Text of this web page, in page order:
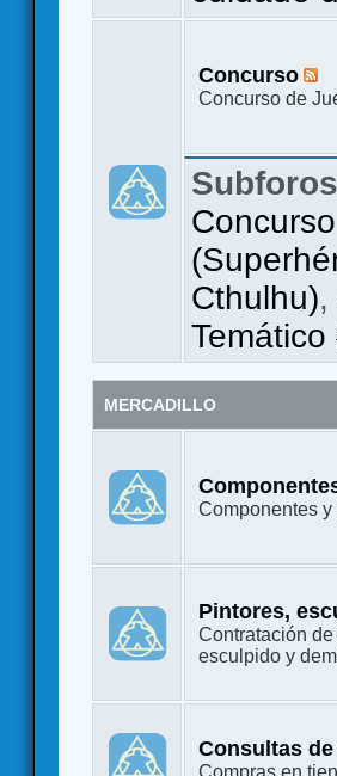
Concurso
Concurso de
Subforos
Cthulhu),
Temático
MERCADILLO
Componentes
Pintores,
Contratación
esculpido y
Consultas
Compras en